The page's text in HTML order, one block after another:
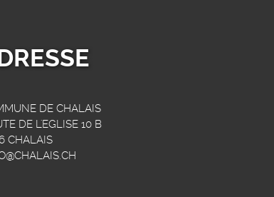
DE CHALAIS
DE L'EGLISE 10 B
CHALAIS